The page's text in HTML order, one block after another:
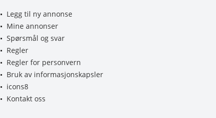
Legg til ny annonse
Mine annonser
Spørsmål og svar
Regler
Regler for personvern
Bruk av informasjonskapsler
icons8
Kontakt oss